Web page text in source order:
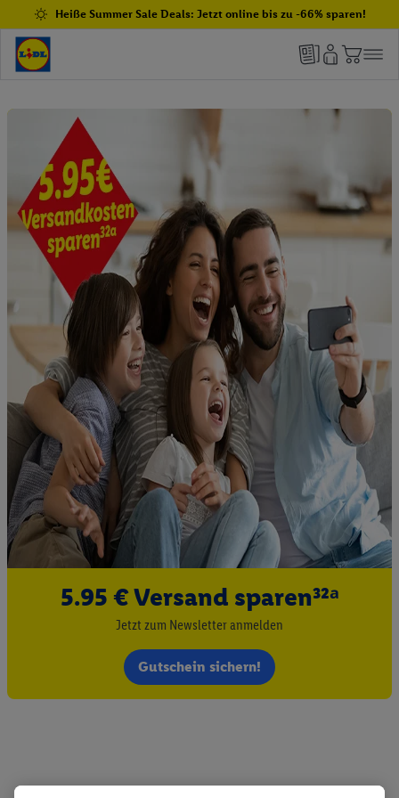
Heiße Summer Sale Deals: Jetzt online bis zu -66% sparen!
5.95 € Versand sparen³²ᵃ
Jetzt zum Newsletter anmelden
Gutschein sichern!